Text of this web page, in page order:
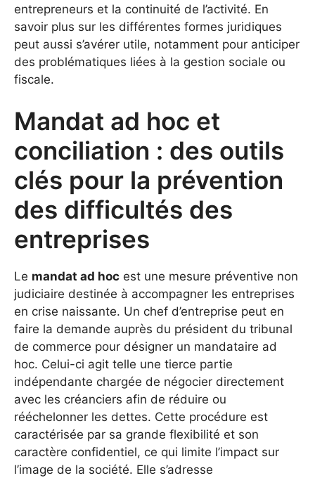
entrepreneurs et la continuité de l’activité. En
savoir plus sur les différentes formes juridiques
peut aussi s’avérer utile, notamment pour anticiper
des problématiques liées à la gestion sociale ou
fiscale.
Mandat ad hoc et
conciliation : des outils
clés pour la prévention
des difficultés des
entreprises
Le mandat ad hoc est une mesure préventive non
judiciaire destinée à accompagner les entreprises
en crise naissante. Un chef d’entreprise peut en
faire la demande auprès du président du tribunal
de commerce pour désigner un mandataire ad
hoc. Celui-ci agit telle une tierce partie
indépendante chargée de négocier directement
avec les créanciers afin de réduire ou
rééchelonner les dettes. Cette procédure est
caractérisée par sa grande flexibilité et son
caractère confidentiel, ce qui limite l’impact sur
l’image de la société. Elle s’adresse